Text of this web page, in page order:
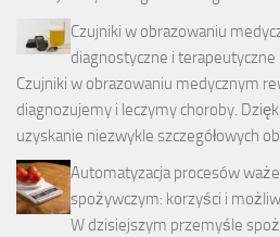
Czujniki w obrazowaniu
diagnostyczne i terapeutyczne
Czujniki w obrazowaniu medycznym
diagnozujemy i leczymy choroby.
uzyskanie niezwykle szczegółowych
Automatyzacja procesów
spożywczym: korzyści i
W dzisiejszym przemyśle